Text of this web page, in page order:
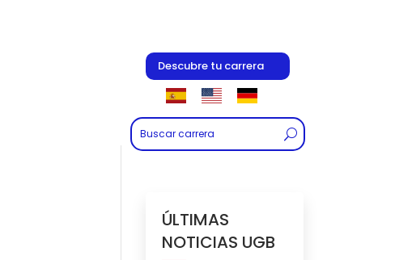
Descubre tu carrera
ÚLTIMAS
NOTICIAS UGB